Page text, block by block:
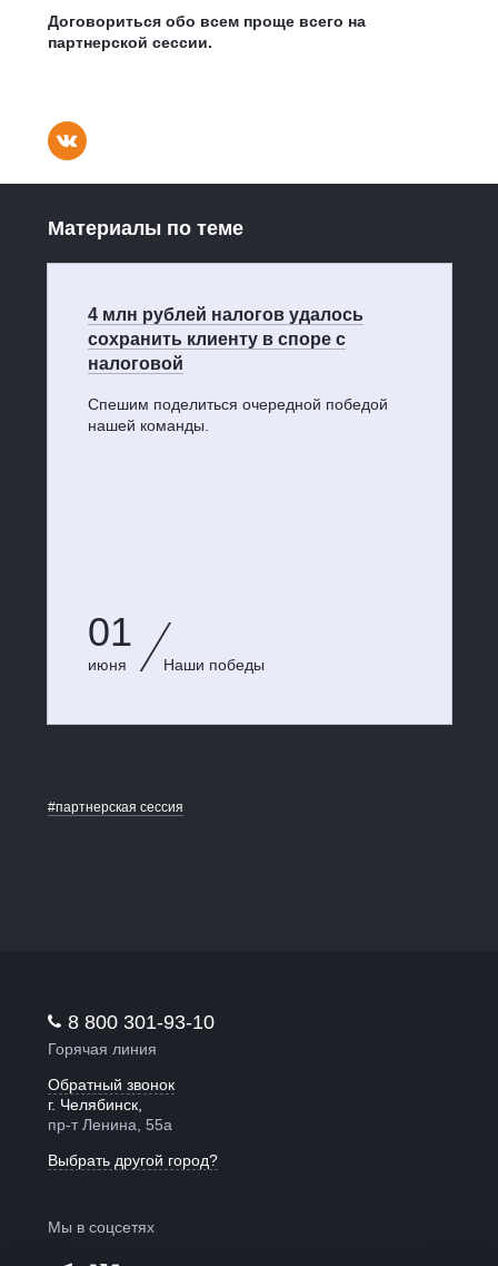
Договориться обо всем проще всего на
партнерской сессии.
Материалы по теме
4 млн рублей налогов удалось
сохранить клиенту в споре с
налоговой
Спешим поделиться очередной победой
нашей команды.
01
июня Наши победы
#партнерская сессия
8 800 301-93-10
Горячая линия
Обратный звонок
г. Челябинск,
пр-т Ленина, 55а
Выбрать другой город?
Мы в соцсетях